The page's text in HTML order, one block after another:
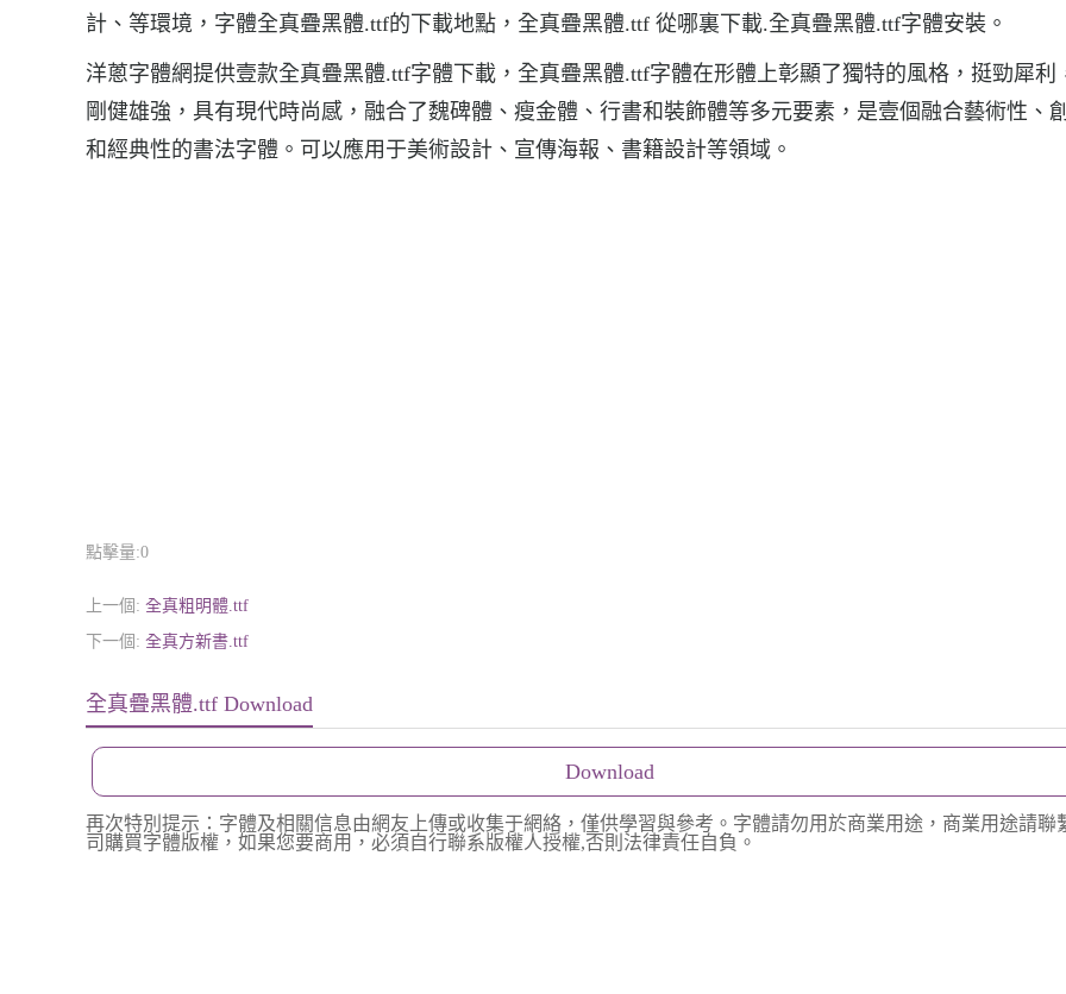
計、等環境，字體全真疊黑體.ttf的下載地點，全真疊黑體.ttf 從哪裏下載.全真疊黑體.ttf字體安裝。
洋蔥字體網提供壹款全真疊黑體.ttf字體下載，全真疊黑體.ttf字體在形體上彰顯了獨特的風格，挺勁犀利
剛健雄強，具有現代時尚感，融合了魏碑體、瘦金體、行書和裝飾體等多元要素，是壹個融合藝術性、
和經典性的書法字體。可以應用于美術設計、宣傳海報、書籍設計等領域。
點擊量:0
上一個: 全真粗明體.ttf
下一個: 全真方新書.ttf
全真疊黑體.ttf Download
Download
再次特別提示：字體及相關信息由網友上傳或收集于網絡，僅供學習與參考。字體請勿用於商業用途，商業用途請聯
司購買字體版權，如果您要商用，必須自行聯系版權人授權,否則法律責任自負。